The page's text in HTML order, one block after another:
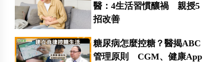
醫：4生活習慣釀禍 親授5
招改善
糖尿病怎麼控糖？醫揭ABC
管理原則 CGM、健康App